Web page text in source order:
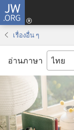
JW.ORG
เรื่องอื่น ๆ
อ่านภาษา